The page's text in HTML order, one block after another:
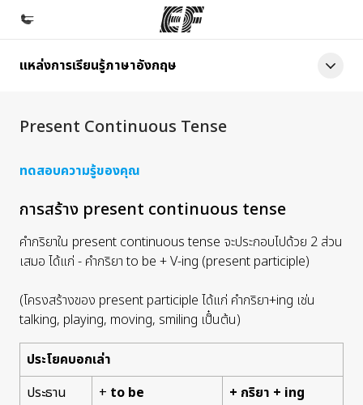
หน้าหลัก
โปรแกรม
ค้นหาสำนักงานที่ใกล้กับคุณ
เกี่ยวกับเรา
อาชีพ
ร่วมงานกับเรา
แหล่งการเรียนรู้ภาษาอังกฤษ
Present Continuous Tense
ทดสอบความรู้ของคุณ
การสร้าง present continuous tense
คำกริยาใน present continuous tense จะประกอบไปด้วย 2 ส่วน
เสมอ ได้แก่ - คำกริยาto be + V-ing (present participle)
(โครงสร้างของ present participle ได้แก่ คำกริยา+ing เช่น
talking, playing, moving, smiling เป็๋นต้น)
ประโยคบอกเล่า
ประธาน
+ to be + กริยา + ing